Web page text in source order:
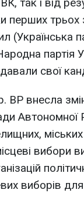
перших
(Українська
партія
свої
ВР внесла
Автономної
вибори
виборів